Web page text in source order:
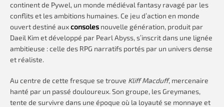
continent de Pywel, un monde médiéval fantasy ravagé par les
conflits et les ambitions humaines. Ce jeu d’action en monde
ouvert destiné auxconsoles nouvelle génération, produit par
Daeil Kim et développé par Pearl Abyss, s’inscrit dans une lignée
ambitieuse : celle des RPG narratifs portés par un univers dense
et réaliste.
Au centre de cette fresque se trouve Kliff Macduff, mercenaire
hanté par un passé douloureux. Son groupe, les Greymanes,
tente de survivre dans une époque où la loyauté se monnaye et